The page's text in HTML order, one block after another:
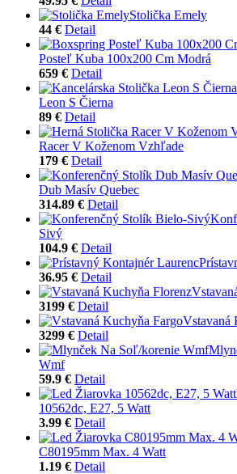
Stolička Emely
44 € Detail
Posteľ Kuba 100x200 Cm Modrá
659 € Detail
Leon S Čierna
89 € Detail
Racer V Koženom Vzhľade
179 € Detail
Dub Masív Quebec
314.89 € Detail
Sivý
104.9 € Detail
36.95 € Detail
3199 € Detail
Vstavaná
3299 € Detail
Wmf
59.9 € Detail
10562dc, E27, 5 Watt
3.99 € Detail
C80195mm Max. 4 Watt
1.19 € Detail